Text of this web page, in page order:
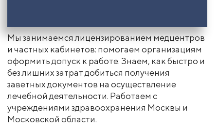
Мы занимаемся лицензированием медцентров
и частных кабинетов: помогаем организациям
оформить допуск к работе. Знаем, как быстро и
без лишних затрат добиться получения
заветных документов на осуществление
лечебной деятельности. Работаем с
учреждениями здравоохранения Москвы и
Московской области.